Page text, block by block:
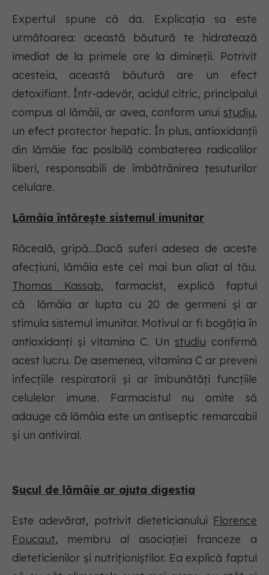
Expertul spune că da. Explicația sa este
următoarea: această băutură te hidratează
imediat de la primele ore la dimineții. Potrivit
acesteia, această băutură are un efect
detoxifiant. Într-adevăr, acidul citric, principalul
compus al lămâii, ar avea, conform unui studiu,
un efect protector hepatic. În plus, antioxidanții
din lămâie fac posibilă combaterea radicalilor
liberi, responsabili de îmbătrânirea țesuturilor
celulare.
Lămâia întărește sistemul imunitar
Răceală, gripă...Dacă suferi adesea de aceste
afecțiuni, lămâia este cel mai bun aliat al tău.
Thomas Kassab, farmacist, explică faptul
că lămâia ar lupta cu 20 de germeni și ar
stimula sistemul imunitar. Motivul ar fi bogăția în
antioxidanți și vitamina C. Un studiu confirmă
acest lucru. De asemenea, vitamina C ar preveni
infecțiile respiratorii și ar îmbunătăți funcțiile
celulelor imune. Farmacistul nu omite să
adauge că lămâia este un antiseptic remarcabil
și un antiviral.
Sucul de lămâie ar ajuta digestia
Este adevărat, potrivit dieteticianului Florence
Foucaut, membru al asociației franceze a
dieteticienilor și nutriționiștilor. Ea explică faptul